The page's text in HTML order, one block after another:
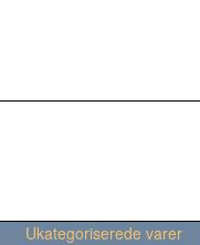
Ukategoriserede varer